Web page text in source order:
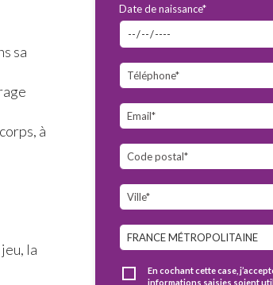
sa
à
la
Date de naissance*
En cochant cette case,
informations saisies soient